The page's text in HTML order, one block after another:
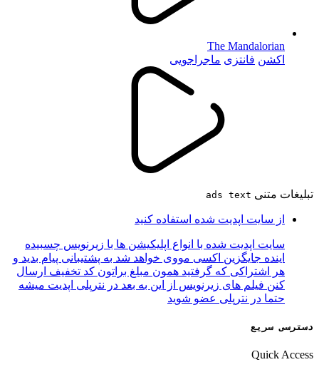
The Mandalorian
اکشن فانتزی ماجراجویی
تبلیغات متنی ads text
از سایت اپدیت شده استفاده کنید
سایت اپدیت شده با انواع اپلیکیشن ها با زیرنویس چسبیده
اینده جایگزین اکسی مووی خواهد شد به پشتیبانی پیام بدید و
هر اشتراکی که گرفتید همون مبلغ براتون کد تخفیف ارسال
کنن فیلم های زیرنویس از این به بعد در نترپلی اپدیت میشه
حتما در نترپلی عضو شوید
دسترسی سریع
Quick Access